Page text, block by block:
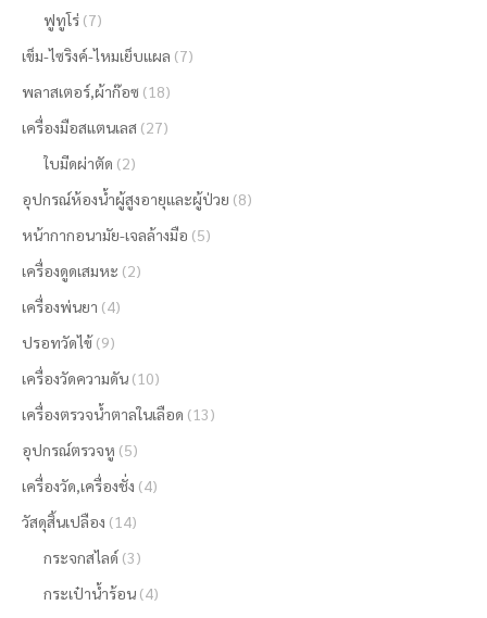
ฟูทูโร่ (7)
เข็ม-ไซริงค์-ไหมเย็บแผล (7)
พลาสเตอร์,ผ้าก๊อซ (18)
เครื่องมือสแตนเลส (27)
ใบมีดผ่าตัด (2)
อุปกรณ์ห้องน้ำผู้สูงอายุและผู้ป่วย (8)
หน้ากากอนามัย-เจลล้างมือ (5)
เครื่องดูดเสมหะ (2)
เครื่องพ่นยา (4)
ปรอทวัดไข้ (9)
เครื่องวัดความดัน (10)
เครื่องตรวจน้ำตาลในเลือด (13)
อุปกรณ์ตรวจหู (5)
เครื่องวัด,เครื่องชั่ง (4)
วัสดุสิ้นเปลือง (14)
กระจกสไลด์ (3)
กระเป๋าน้ำร้อน (4)